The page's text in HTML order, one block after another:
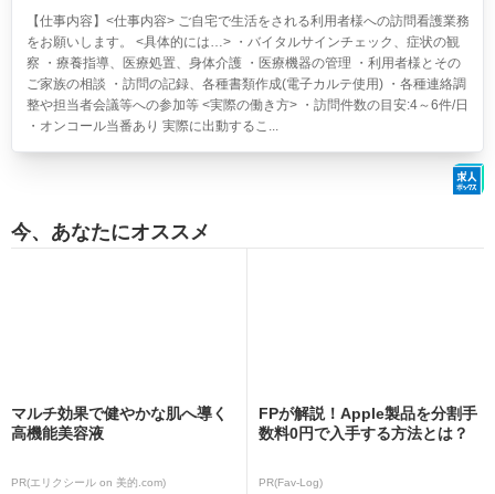
【仕事内容】<仕事内容> ご自宅で生活をされる利用者様への訪問看護業務
をお願いします。 <具体的には…> ・バイタルサインチェック、症状の観
察 ・療養指導、医療処置、身体介護 ・医療機器の管理 ・利用者様とその
ご家族の相談 ・訪問の記録、各種書類作成(電子カルテ使用) ・各種連絡調
整や担当者会議等への参加等 <実際の働き方> ・訪問件数の目安:4～6件/日
・オンコール当番あり 実際に出動するこ...
今、あなたにオススメ
マルチ効果で健やかな肌へ導く
高機能美容液
PR(エリクシール on 美的.com)
FPが解説！Apple製品を分割手
数料0円で入手する方法とは？
PR(Fav-Log)